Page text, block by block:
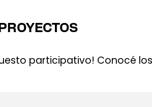
participativo! Conocé